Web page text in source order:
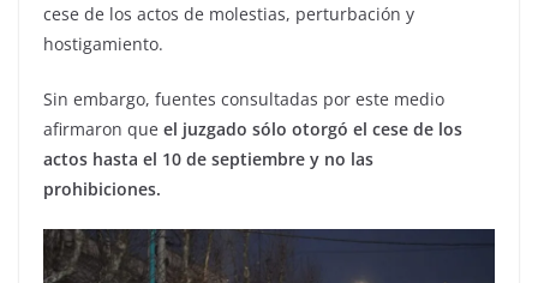
cese de los actos de molestias, perturbación y
hostigamiento.
Sin embargo, fuentes consultadas por este medio
afirmaron que el juzgado sólo otorgó el cese de los
actos hasta el 10 de septiembre y no las
prohibiciones.